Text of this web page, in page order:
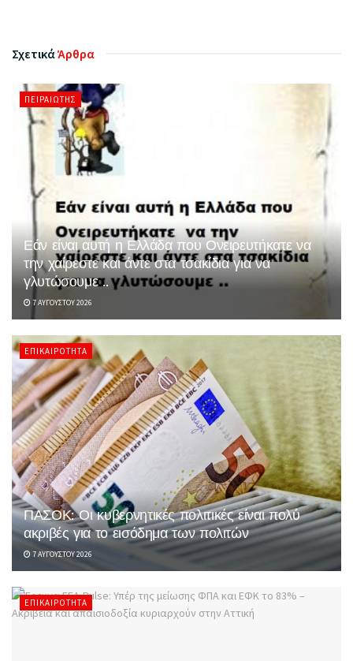
ΣχετικάΆρθρα
ΠΕΙΡΑΙΏΤΗΣ
Εάν είναι αυτή η Ελλάδα που Ονειρευτήκατε να
την χαίρεστε και άντε στα τσακίδια για να
γλυτώσουμε ..
7 ΑΥΓΟΎΣΤΟΥ 2026
ΕΠΙΚΑΙΡΌΤΗΤΑ
ΠΑΣΟΚ: Οι κυβερνητικές πολιτικές είναι πολύ
ακριβές για το εισόδημα των πολιτών
7 ΑΥΓΟΎΣΤΟΥ 2026
ΕΠΙΚΑΙΡΌΤΗΤΑ